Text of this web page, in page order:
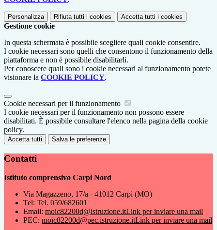
Personalizza Rifiuta tutti i cookies Accetta tutti i cookies
Gestione cookie
In questa schermata è possibile scegliere quali cookie consentire.
I cookie necessari sono quelli che consentono il funzionamento della
piattaforma e non è possibile disabilitarli.
Per conoscere quali sono i cookie necessari al funzionamento potete
visionare la COOKIE POLICY.
Cookie necessari per il funzionamento
I cookie necessari per il funzionamento non possono essere
disabilitati. È possibile consultare l'elenco nella pagina della cookie
policy.
Accetta tutti Salva le preferenze
Contatti
Istituto comprensivo Carpi Nord
Via Magazzeno, 17/a - 41012 Carpi (MO)
Tel: Tel. 059/682601
Email: moic82200d@istruzione.itLink per inviare una mail
PEC: moic82200d@pec.istruzione.itLink per inviare una mail